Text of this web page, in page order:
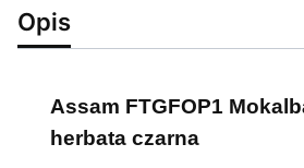
Opis
Assam FTGFOP1
herbata czarna